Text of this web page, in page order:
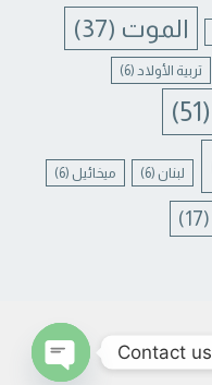
الموت (37)
تربية الأولاد (6)
(51)
لبنان (6) ميخائيل (6)
(17)
Contact us